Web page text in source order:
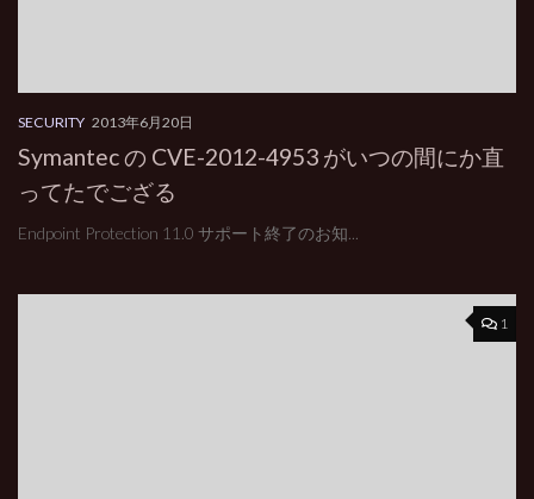
SECURITY 2013年6月20日
Symantec の CVE-2012-4953 がいつの間にか直
ってたでござる
Endpoint Protection 11.0 サポート終了のお知...
1